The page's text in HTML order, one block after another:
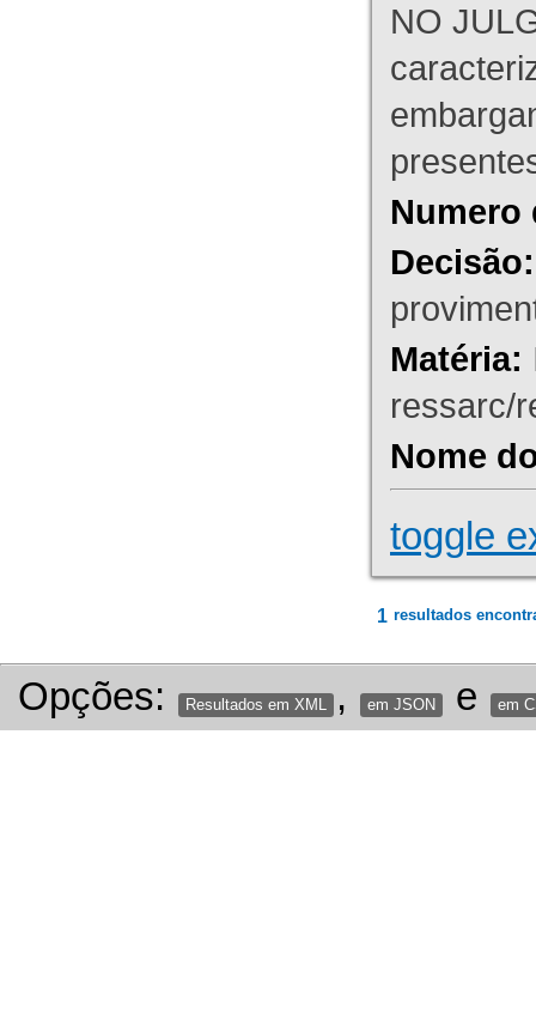
NO
Numero
Decisão:
Matéria:
ressarc/
Nome
toggle
1 resultados
Opções: Resultados em XML , em JSON e em